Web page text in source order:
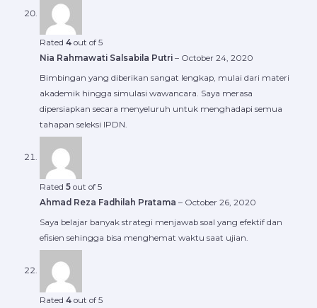
Rated 4out of 5
Nia Rahmawati Salsabila Putri – October 24, 2020
Bimbingan yang diberikan sangat lengkap, mulai dari materi
akademik hingga simulasi wawancara. Saya merasa
dipersiapkan secara menyeluruh untuk menghadapi semua
tahapan seleksi IPDN.
Rated 5out of 5
Ahmad Reza Fadhilah Pratama – October 26, 2020
Saya belajar banyak strategi menjawab soal yang efektif dan
efisien sehingga bisa menghemat waktu saat ujian.
Rated 4out of 5